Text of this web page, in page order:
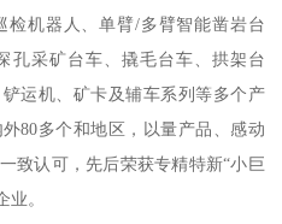
检机器人、单臂/多臂智能凿岩台
孔采矿台车、撬毛台车、拱架台
运机、矿卡及辅车系列等多个产
80多个和地区，以量产品、感动
致认可，先后荣获专精特新“小巨
业。